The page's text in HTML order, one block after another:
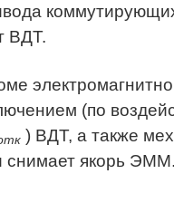
ВДТ.
(по
) ВДТ, а также
снимает якорь